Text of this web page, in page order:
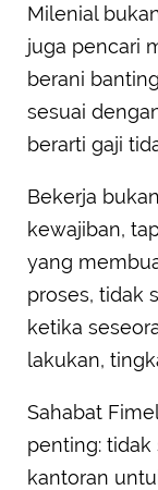
Milenial
juga pencari
berani
sesuai
berarti gaji
Bekerja
kewajiban,
yang
proses, tidak
ketika
lakukan,
Sahabat
penting: tidak
kantoran